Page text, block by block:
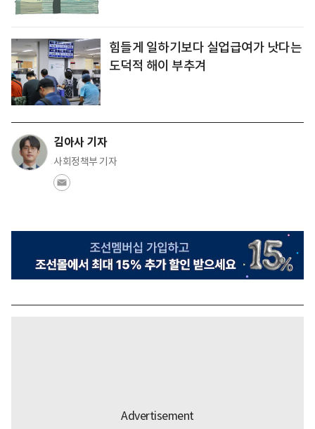
힘들게 일하기보다 실업급여가 낫다는
도덕적 해이 부추겨
김아사 기자
사회정책부 기자